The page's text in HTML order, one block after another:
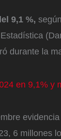
9,1 %,
durante la
en 9,1% y
6 millones